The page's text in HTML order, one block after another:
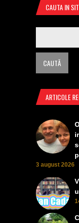
CAUTA IN
ARTICOLE
3 august 2026